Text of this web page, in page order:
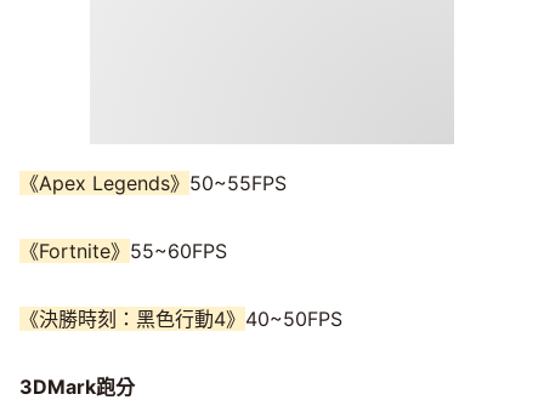
《Apex Legends》 50~55FPS
《Fortnite》 55~60FPS
《決勝時刻：黑色行動4》 40~50FPS
3DMark跑分